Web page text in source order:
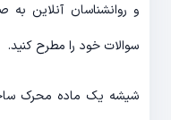
و روانشناسان آنلاین به
سوالات خود را مطرح کنید.
شیشه یک ماده محرک